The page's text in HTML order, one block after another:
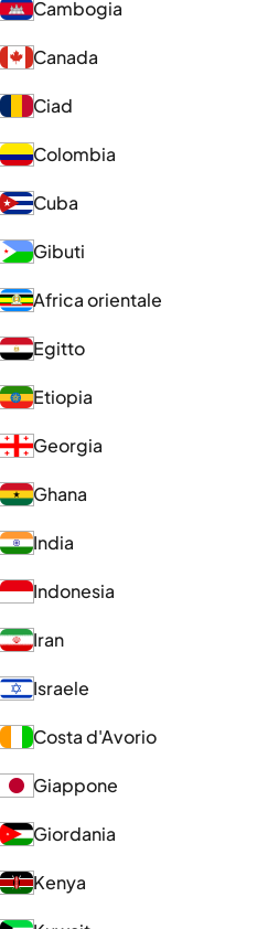
Cambogia
Canada
Ciad
Colombia
Cuba
Gibuti
Africa orientale
Egitto
Etiopia
Georgia
Ghana
India
Indonesia
Iran
Israele
Costa d'Avorio
Giappone
Giordania
Kenya